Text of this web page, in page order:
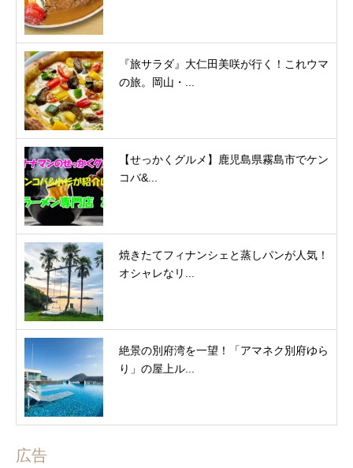
『旅サラダ』大仁田美咲が行く！これウマ
の旅。岡山・...
【せっかくグルメ】鹿児島県霧島市でケン
コバ&...
焼きたてフィナンシェと蒸しパンが人気！
オシャレなリ...
絶景の別府湾を一望！「アマネク別府ゆら
り」の屋上ル...
広告